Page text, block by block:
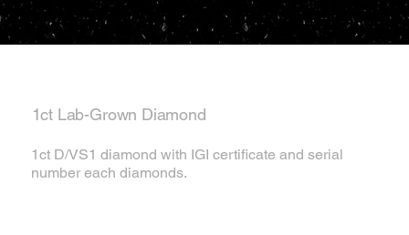
1ct Lab-Grown Diamond
1ct D/VS1 diamond with IGI certificate and serial
number each diamonds.